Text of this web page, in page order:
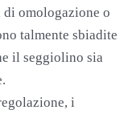
di omologazione o
talmente sbiadite
il seggiolino sia
i